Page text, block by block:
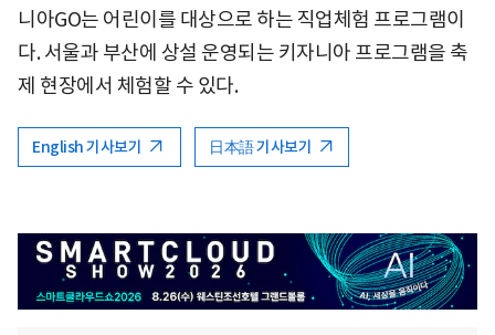
니아GO는 어린이를 대상으로 하는 직업체험 프로그램이
다. 서울과 부산에 상설 운영되는 키자니아 프로그램을 축
제 현장에서 체험할 수 있다.
English 기사보기 日本語 기사보기